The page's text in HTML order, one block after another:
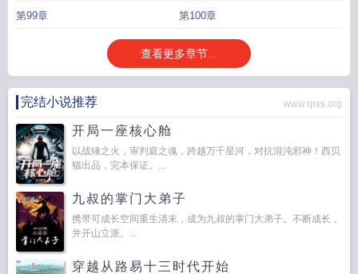
第99章 第100章
查看更多章节...
完结小说推荐 www.qrxs.org
开局一座核心舱
以战锤之火，审判庭之魂，跨越万千星河，对抗混沌邪神！西贝
猫出品，完本保证。...
九叔的掌门大弟子
携带可成长空间重生清末，成为九叔的掌门大弟子。不断成长，
并开山立派。...
穿越从路易十三时代开始